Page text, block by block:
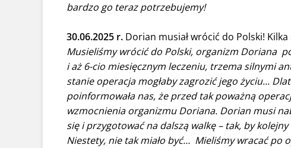
bardzo go teraz potrzebujemy!
30.06.2025 r. Dorian musiał wrócić do Polski!
Musieliśmy wrócić do Polski, organizm Doriana
i aż 6-cio miesięcznym leczeniu, trzema silnymi
stanie operacja mogłaby zagrozić jego życiu...
poinformowała nas, że przed tak poważną
wzmocnienia organizmu Doriana. Dorian musi
się i przygotować na dalszą walkę – tak, by
Niestety, nie tak miało być… Mieliśmy wracać po